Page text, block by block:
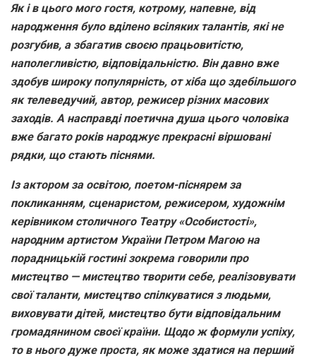
Як і в цього мого гостя, котрому, напевне, від
народження було вділено всіляких талантів, які не
розгубив, а збагатив своєю працьовитістю,
наполегливістю, відповідальністю. Він давно вже
здобув широку популярність, от хіба що здебільшого
як телеведучий, автор, режисер різних масових
заходів. А насправді поетична душа цього чоловіка
вже багато років народжує прекрасні віршовані
рядки, що стають піснями.
Із актором за освітою, поетом-піснярем за
покликанням, сценаристом, режисером, художнім
керівником столичного Театру «Особистості»,
народним артистом України Петром Магою на
порадницькій гостині зокрема говорили про
мистецтво — мистецтво творити себе, реалізовувати
свої таланти, мистецтво спілкуватися з людьми,
виховувати дітей, мистецтво бути відповідальним
громадянином своєї країни. Щодо ж формули успіху,
то в нього дуже проста, як може здатися на перший